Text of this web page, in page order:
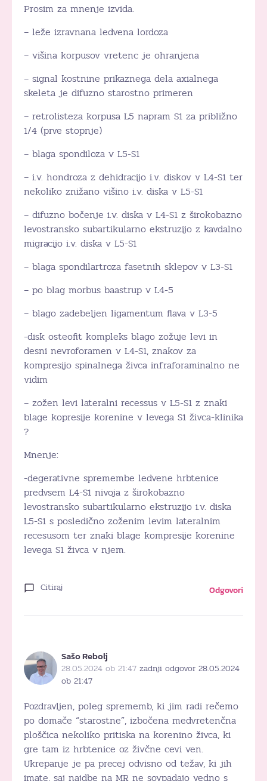
Prosim za mnenje izvida.
– leže izravnana ledvena lordoza
– višina korpusov vretenc je ohranjena
– signal kostnine prikaznega dela axialnega
skeleta je difuzno starostno primeren
– retrolisteza korpusa L5 napram S1 za približno
1/4 (prve stopnje)
– blaga spondiloza v L5-S1
– i.v. hondroza z dehidracijo i.v. diskov v L4-S1 ter
nekoliko znižano višino i.v. diska v L5-S1
– difuzno bočenje i.v. diska v L4-S1 z širokobazno
levostransko subartikularno ekstruzijo z kavdalno
migracijo i.v. diska v L5-S1
– blaga spondilartroza fasetnih sklepov v L3-S1
– po blag morbus baastrup v L4-5
– blago zadebeljen ligamentum flava v L3-5
-disk osteofit kompleks blago zožuje levi in
desni nevroforamen v L4-S1, znakov za
kompresijo spinalnega živca infraforaminalno ne
vidim
– zožen levi lateralni recessus v L5-S1 z znaki
blage kopresije korenine v levega S1 živca-klinika
?
Mnenje:
-degerativne spremembe ledvene hrbtenice
predvsem L4-S1 nivoja z širokobazno
levostransko subartikularno ekstruzijo i.v. diska
L5-S1 s posledično zoženim levim lateralnim
recesusom ter znaki blage kompresije korenine
levega S1 živca v njem.
Citiraj Odgovori
Sašo Rebolj
28.05.2024 ob 21:47 zadnji odgovor 28.05.2024
ob 21:47
Pozdravljen, poleg sprememb, ki jim radi rečemo
po domače “starostne”, izbočena medvretenčna
ploščica nekoliko pritiska na korenino živca, ki
gre tam iz hrbtenice oz živčne cevi ven.
Ukrepanje je pa precej odvisno od težav, ki jih
imate, saj najdbe na MR ne sovpadajo vedno s